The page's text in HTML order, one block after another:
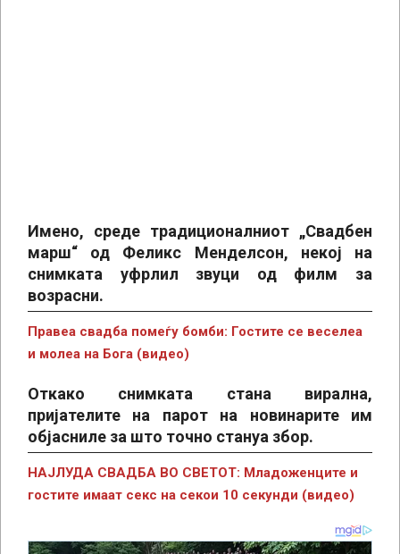
Имено, среде традиционалниот „Свадбен
марш“ од Феликс Менделсон, некој на
снимката уфрлил звуци од филм за
возрасни.
Правеа свадба помеѓу бомби: Гостите се веселеа
и молеа на Бога (видео)
Откако снимката стана вирална,
пријателите на парот на новинарите им
објасниле за што точно стануа збор.
НАЈЛУДА СВАДБА ВО СВЕТОТ: Младоженците и
гостите имаат секс на секои 10 секунди (видео)